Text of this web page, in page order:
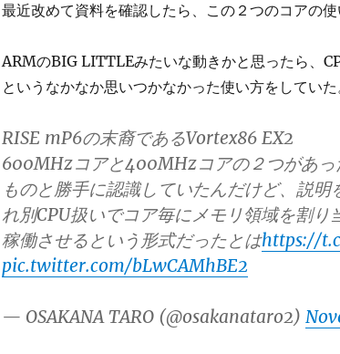
最近改めて資料を確認したら、この２つのコアの使
ARMのBIG LITTLEみたいな動きかと思ったら、
というなかなか思いつかなかった使い方をしていた
RISE mP6の末裔であるVortex86 EX2
600MHzコアと400MHzコアの２つがあっ
ものと勝手に認識していたんだけど、説
れ別CPU扱いでコア毎にメモリ領域を割り
稼働させるという形式だったとはhttps://
pic.twitter.com/bLwCAMhBE2
— OSAKANA TARO (@osakanataro2)